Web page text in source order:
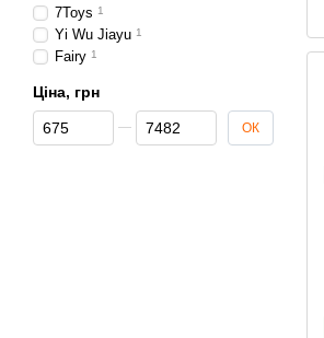
7Toys 1
Yi Wu Jiayu 1
Fairy 1
Ціна, грн
Від Ціна, грн
До Ціна, грн ОК